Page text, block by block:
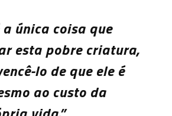
a única coisa que
esta pobre criatura,
lo de que ele é
ao custo da